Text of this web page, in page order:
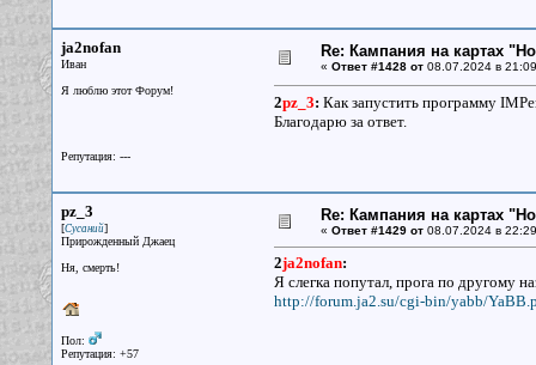
ja2nofan
Иван
Я люблю этот Форум!
Репутация: ---
Re: Кампания на картах
« Ответ #1428 от08.07.2024 в
2pz_3: Как запустить программу
Благодарю за ответ.
pz_3
[Сусаний]
Прирожденный Джаец
Ня, смерть!
Пол:
Репутация: +57
Re: Кампания на картах
« Ответ #1429 от08.07.2024 в
2ja2nofan:
Я слегка попутал, прога по другому
http://forum.ja2.su/cgi-bin/yabb/